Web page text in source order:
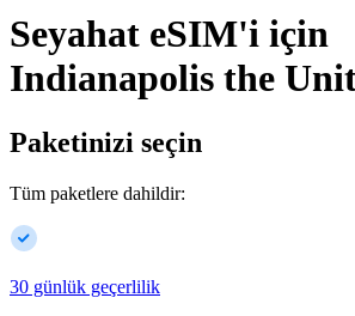
Seyahat eSIM'i için
Indianapolis the
Paketinizi seçin
Tüm paketlere dahildir:
30 günlük geçerlilik